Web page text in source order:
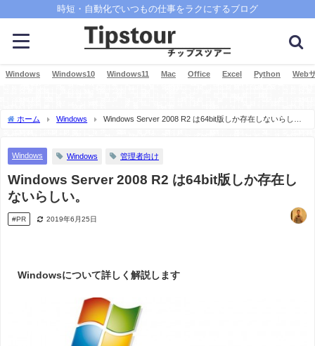
時短・自動化でいつもの仕事をラクにするブログ
Windows Windows10 Windows11 Mac Office Excel Python Web
ホーム Windows
Windows Server 2008 R2 は64bit版しか存在しないらし
Windows Windows 管理者向け
Windows Server 2008 R2 は64bit版しか存在し
ないらしい。
#PR 2019年6月25日
Windowsについて詳しく解説します